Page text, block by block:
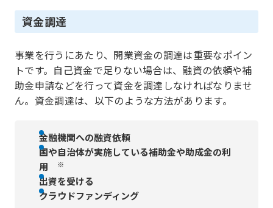
資金調達
事業を行うにあたり、開業資金の調達は重要なポイン
トです。自己資金で足りない場合は、融資の依頼や補
助金申請などを行って資金を調達しなければなりませ
ん。資金調達は、以下のような方法があります。
金融機関への融資依頼
国や自治体が実施している補助金や助成金の利
用
※
出資を受ける
クラウドファンディング